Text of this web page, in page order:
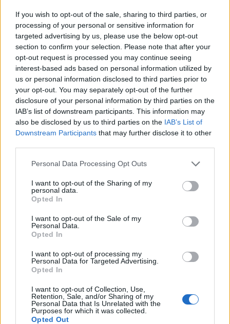
If you wish to opt-out of the sale, sharing to third parties, or
processing of your personal or sensitive information for
targeted advertising by us, please use the below opt-out
section to confirm your selection. Please note that after your
opt-out request is processed you may continue seeing
interest-based ads based on personal information utilized by
us or personal information disclosed to third parties prior to
your opt-out. You may separately opt-out of the further
disclosure of your personal information by third parties on the
IAB’s list of downstream participants. This information may
also be disclosed by us to third parties on the IAB’s List of
Downstream Participants that may further disclose it to other
Personal Data Processing Opt Outs
I want to opt-out of the Sharing of my
personal data.
Opted In
I want to opt-out of the Sale of my
Personal Data.
Opted In
I want to opt-out of processing my
Personal Data for Targeted Advertising.
Opted In
I want to opt-out of Collection, Use,
Retention, Sale, and/or Sharing of my
Personal Data that Is Unrelated with the
Purposes for which it was collected.
Opted Out
svolto”
In una nota diffusa dopo l’annuncio ufficiale,
Robertson ha espresso orgoglio per il percorso
compiuto alla guida della nazionale:
“È stato un onore allenare gli All
Blacks. Sono incredibilmente
orgoglioso di ciò che questa
squadra ha realizzato e dei
progressi fatti.”
“Abbiamo lanciato molti giovani di
talento, aumentato la profondità
della rosa e costruito basi solide
per gli anni a venire.”